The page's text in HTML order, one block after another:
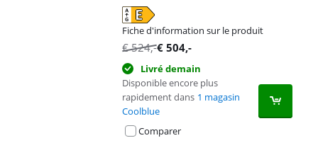
Fiche d'information sur le produit
s'ouvre dans un nouvel onglet
€524,-€ 504,-
Livré demain
Disponible encore plus
rapidement dans 1 magasin
Coolblue
Comparer